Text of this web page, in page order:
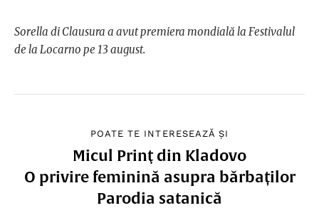
Sorella di Clausura a avut premiera mondială la Festivalul
de la Locarno pe 13 august.
POATE TE INTERESEAZĂ ȘI
Micul Prinţ din Kladovo
O privire feminină asupra bărbaților
Parodia satanică